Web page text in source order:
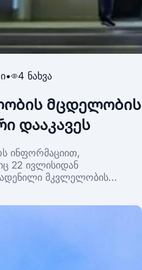
• 4 ნახვა
მცდელობის
დააკავეს
ინფორმაციით,
22 ივლისიდან
მკვლელობის